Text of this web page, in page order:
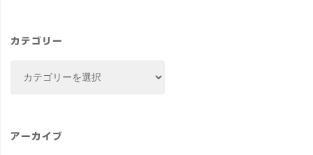
カテゴリー
ー
アーカイブ